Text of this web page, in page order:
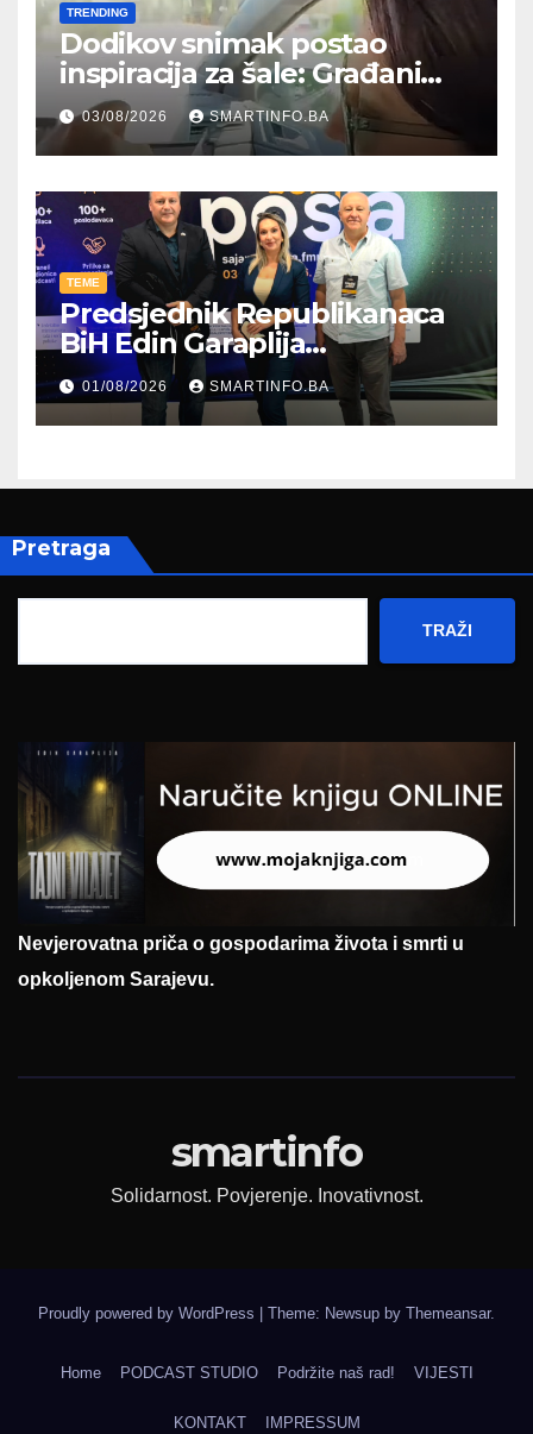
TRENDING
Dodikov snimak postao
inspiracija za šale: Građani
kroz parodiju poslali poruku
03/08/2026 SMARTINFO.BA
TEME
Predsjednik Republikanaca
BiH Edin Garaplija
prisustvovao prezentaciji
Federalnog sajma
zapošljavanja
01/08/2026 SMARTINFO.BA
Pretraga
TRAŽI
Nevjerovatna priča o gospodarima života i smrti u
opkoljenom Sarajevu.
smartinfo
Solidarnost. Povjerenje. Inovativnost.
Proudly powered by WordPress Theme: Newsup by Themeansar.
Home PODCAST STUDIO Podržite naš rad! VIJESTI
KONTAKT IMPRESSUM